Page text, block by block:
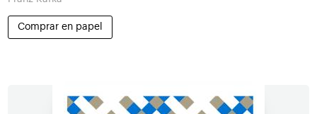
Comprar en papel